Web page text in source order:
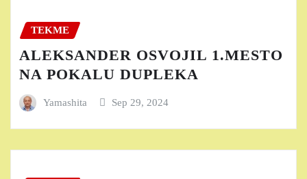
TEKME
ALEKSANDER OSVOJIL 1.MESTO
NA POKALU DUPLEKA
Yamashita Sep 29, 2024